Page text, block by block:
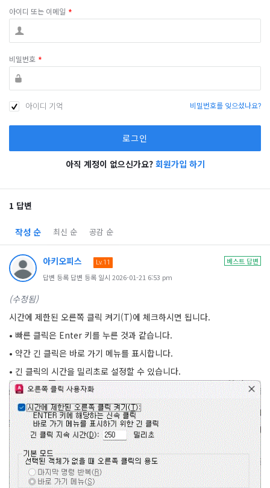
아이디 또는 이메일 *
비밀번호 *
아이디 기억 비밀번호를 잊으셨나요?
아직 계정이 없으신가요? 회원가입 하기
1 답변
작성 순 최신 순 공감 순
베스트 답변
아키오피스 Lv.11
답변 등록 답변 등록 일시 2026-01-21 6:53 pm
(수정됨)
시간에 제한된 오른쪽 클릭 켜기(T)에 체크하시면 됩니다.
• 빠른 클릭은 Enter 키를 누른 것과 같습니다.
• 약간 긴 클릭은 바로 가기 메뉴를 표시합니다.
• 긴 클릭의 시간을 밀리초로 설정할 수 있습니다.